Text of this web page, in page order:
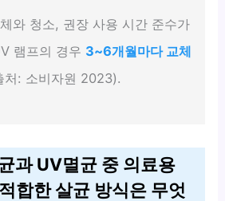
와 청소, 권장 사용 시간 준수가
램프의 경우 3~6개월마다 교체
처: 소비자원 2023).
과 UV멸균 중 의료용
합한 살균 방식은 무엇